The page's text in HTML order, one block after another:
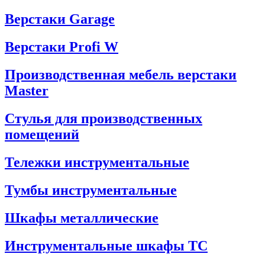
Верстаки Garage
Верстаки Profi W
Производственная мебель верстаки
Master
Стулья для производственных
помещений
Тележки инструментальные
Тумбы инструментальные
Шкафы металлические
Инструментальные шкафы ТС